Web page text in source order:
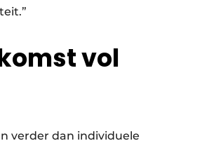
vol
verder dan individuele